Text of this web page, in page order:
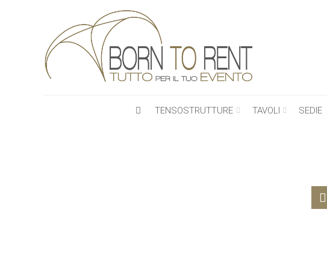
TENSOSTRUTTURE TAVOLI SEDIE